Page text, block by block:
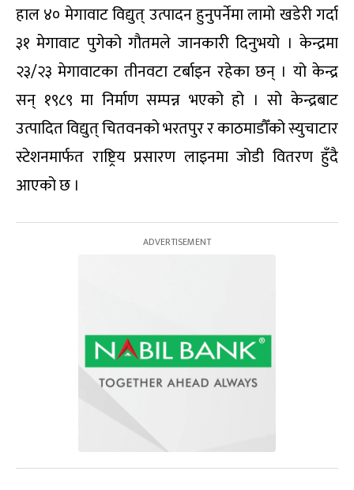
हाल ४० मेगावाट विद्युत् उत्पादन हुनुपर्नेमा लामो खडेरी गर्दा
३१ मेगावाट पुगेको गौतमले जानकारी दिनुभयो । केन्द्रमा
२३/२३ मेगावाटका तीनवटा टर्बाइन रहेका छन् । यो केन्द्र
सन् १९८९ मा निर्माण सम्पन्न भएको हो । सो केन्द्रबाट
उत्पादित विद्युत् चितवनको भरतपुर र काठमाडौँको स्युचाटार
स्टेशनमार्फत राष्ट्रिय प्रसारण लाइनमा जोडी वितरण हुँदै
आएको छ ।